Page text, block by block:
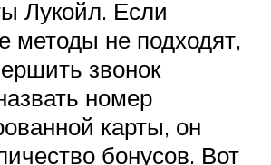
Лукойл. Если
методы не подходят,
звонок
номер
карты, он
бонусов. Вот